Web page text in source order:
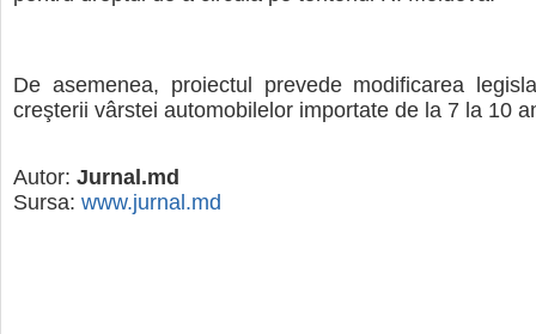
De asemenea, proiectul prevede modificarea
creşterii vârstei automobilelor importate de la 7 la 10
Autor: Jurnal.md
Sursa: www.jurnal.md